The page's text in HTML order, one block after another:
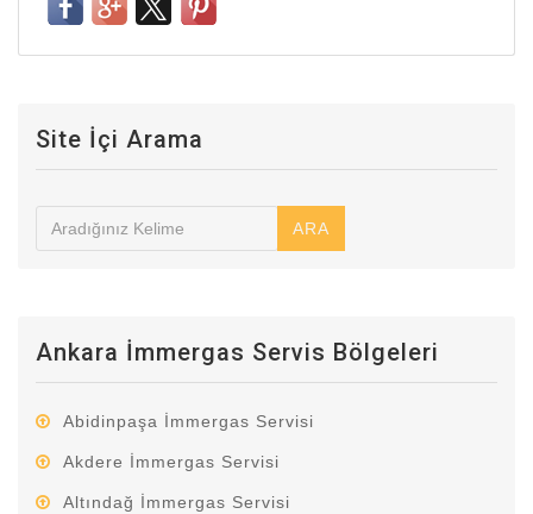
Site İçi Arama
ARA
Ankara İmmergas Servis Bölgeleri
Abidinpaşa İmmergas Servisi
Akdere İmmergas Servisi
Altındağ İmmergas Servisi